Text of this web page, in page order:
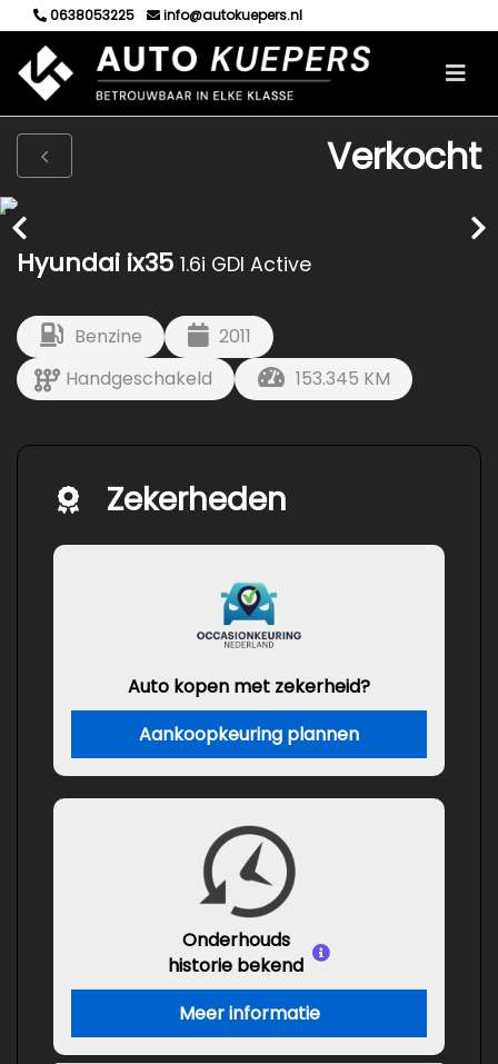
0638053225 info@autokuepers.nl
Verkocht
Hyundai ix35 1.6i GDI Active
Benzine
2011
Handgeschakeld
153.345 KM
Zekerheden
Auto kopen met zekerheid?
Aankoopkeuring plannen
Onderhouds
historie bekend
Meer informatie